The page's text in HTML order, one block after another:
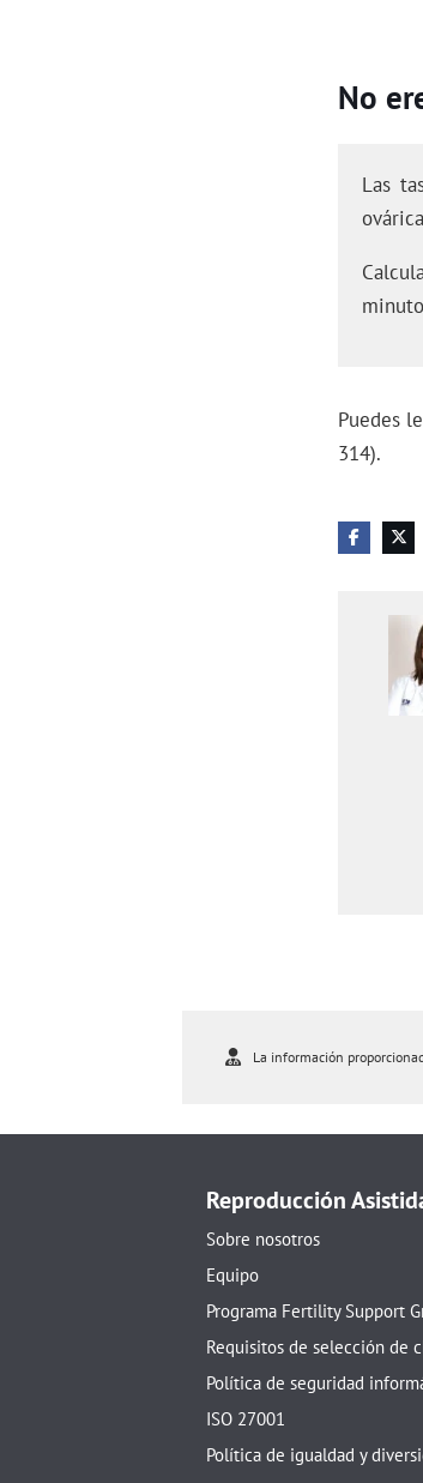
No
Las
Puedes
314).
La información
Reproducción
Sobre nosotros
Equipo
Programa Fertility Support
Requisitos de selección de
Política de seguridad
ISO 27001
Política de igualdad y